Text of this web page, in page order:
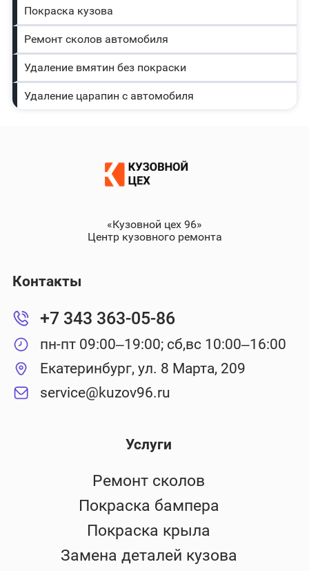
Покраска кузова
Ремонт сколов автомобиля
Удаление вмятин без покраски
Удаление царапин с автомобиля
«Кузовной цех 96»
Центр кузовного ремонта
Услуги
Ремонт сколов
Покраска бампера
Покраска крыла
Замена деталей кузова
Контакты
+7 343 363-05-86
пн-пт 09:00–19:00; сб,вс 10:00–16:00
Екатеринбург, ул. 8 Марта, 209
service@kuzov96.ru